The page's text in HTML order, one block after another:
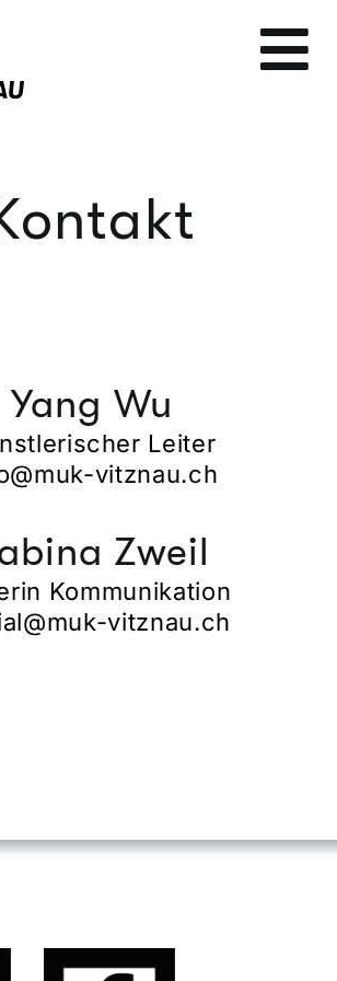
Yang Wu
Leiter
vitznau.ch
Zweil
Kommunikation
vitznau.ch
Home
Kontakt